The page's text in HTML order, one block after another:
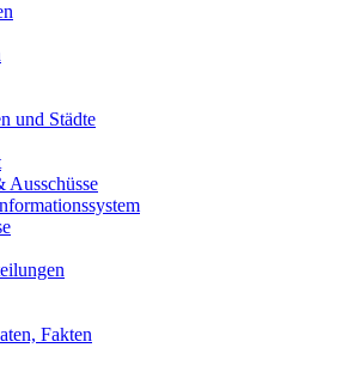
und Städte
Ausschüsse
Fakten